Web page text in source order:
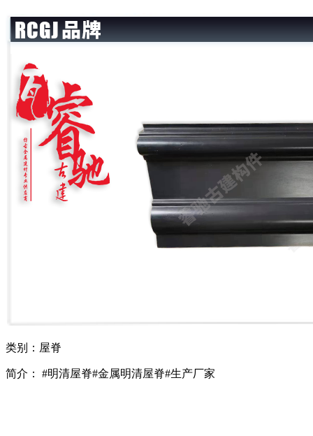
类别：屋脊
简介： #明清屋脊#金属明清屋脊#生产厂家